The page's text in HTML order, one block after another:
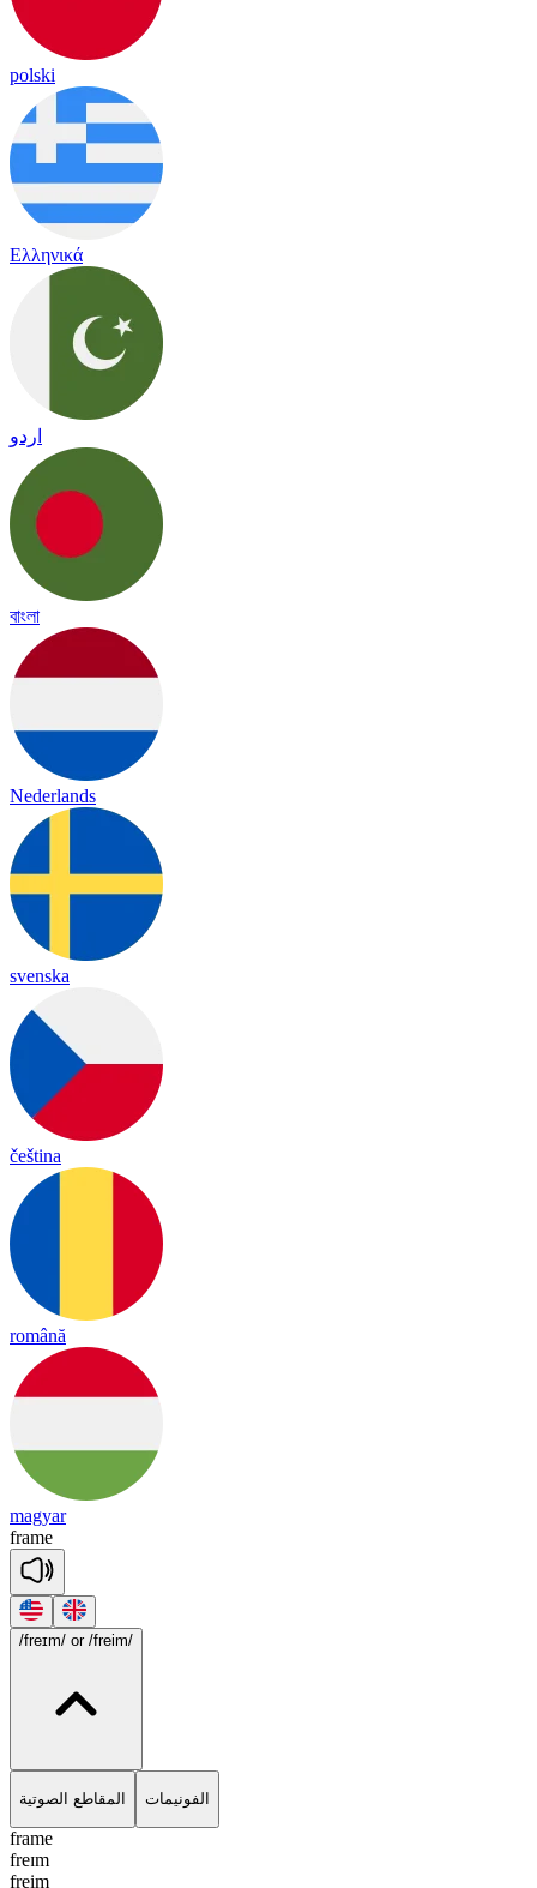
polski
Ελληνικά
اردو
বাংলা
Nederlands
svenska
čeština
română
magyar
frame
/freɪm/ or /freim/
المقاطع الصوتية الفونيمات
frame
freɪm
freim